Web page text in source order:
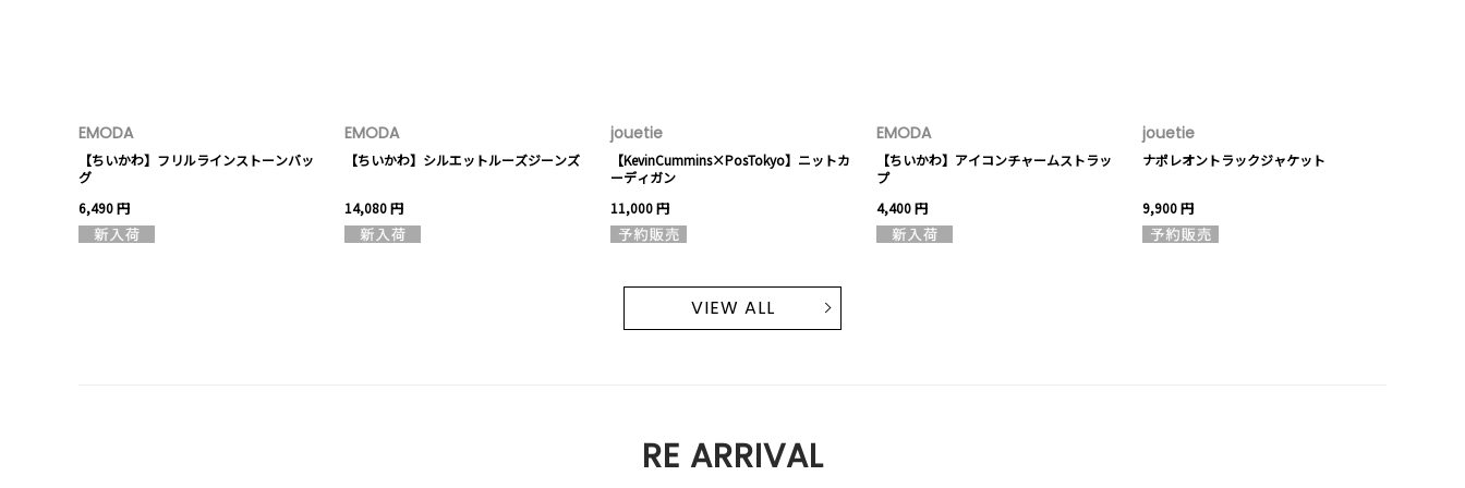
EMODA
【ちいかわ】フリルラインストーンバッ
グ
6,490 円
EMODA
【ちいかわ】シルエットルーズジーンズ
14,080 円
jouetie
【KevinCummins×PosTokyo】ニットカ
ーディガン
11,000 円
EMODA
【ちいかわ】アイコンチャームストラッ
プ
4,400 円
jouetie
ナポレオントラックジャケット
9,900 円
VIEW ALL
RE ARRIVAL